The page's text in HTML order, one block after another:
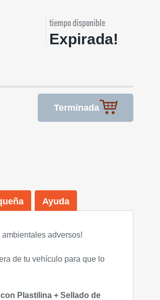
tiempo disponible
Expirada!
Terminada
Ayuda
ambientales adversos!
de tu vehículo para que lo
Plastilina + Sellado de